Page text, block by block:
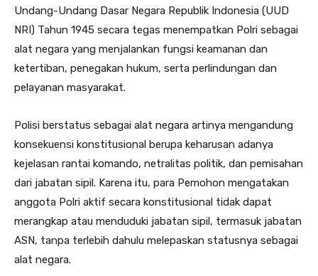
Undang-Undang Dasar Negara Republik Indonesia (UUD
NRI) Tahun 1945 secara tegas menempatkan Polri sebagai
alat negara yang menjalankan fungsi keamanan dan
ketertiban, penegakan hukum, serta perlindungan dan
pelayanan masyarakat.
Polisi berstatus sebagai alat negara artinya mengandung
konsekuensi konstitusional berupa keharusan adanya
kejelasan rantai komando, netralitas politik, dan pemisahan
dari jabatan sipil. Karena itu, para Pemohon mengatakan
anggota Polri aktif secara konstitusional tidak dapat
merangkap atau menduduki jabatan sipil, termasuk jabatan
ASN, tanpa terlebih dahulu melepaskan statusnya sebagai
alat negara.